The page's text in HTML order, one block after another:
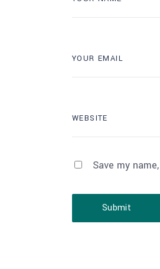
Save my
Submit